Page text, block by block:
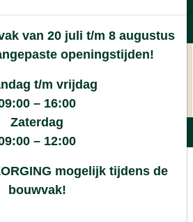
/
2.5L
van 20 juli t/m 8 augustus
openingstijden!
t/m vrijdag
– 16:00
Zaterdag
– 12:00
mogelijk tijdens de
bouwvak!